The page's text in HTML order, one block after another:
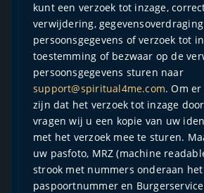
kunt een verzoek tot inzage,
verwijdering,
persoonsgegevens of verzoek tot
toestemming of bezwaar op de
persoonsgegevens sturen naar
support@spiritual4me.com. Om
zijn dat het verzoek tot inzage
vragen wij u een kopie van uw
met het verzoek mee te sturen.
uw pasfoto, MRZ (machine
strook met nummers onderaan
paspoortnummer en